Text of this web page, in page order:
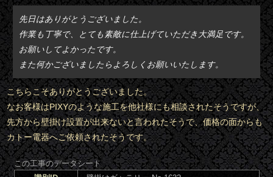
先日はありがとうございました。
作業も丁寧で、とても素敵に仕上げていただき大満足です。
お願いしてよかったです。
また何かございましたらよろしくお願いいたします。
こちらこそありがとうございました。
なお客様はPIXYのような施工を他社様にも相談されたそうですが、
先方から壁掛け設置が出来ないと言われたそうで、価格の面からも
カトー電器へご依頼されたそうです。
この工事のデータシート